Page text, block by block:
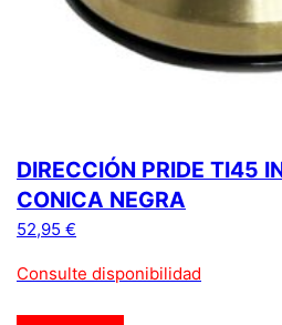
DIRECCIÓN PRIDE TI45
CONICA NEGRA
52,95 €
Consulte disponibilidad